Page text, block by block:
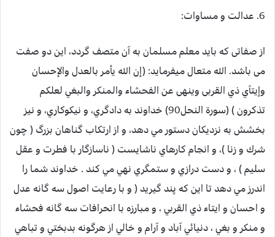
6. عدالت و مساوات:
از صفاتی که باید معلم مسلمان به آن متصف گردد، این دو صفت
می باشد. الله متعال میفرماید: (إن الله يأمر بالعدل والإحسان
وإيتآي ذي القربى وينهى عن الفحشاء والمنكر والبغي لعلكم
تذكرون ) (سورة النحل90) خداوند به دادگري، و نيكوكاري، و نيز
بخشش به نزديكان دستور مي دهد، و از ارتكاب گناهان بزرگ ( چون
شرك و زنا )، و انجام كارهاي ناشايست ( ناسازگار با فطرت و عقل
سليم ) ، و دست درازي و ستمگري نهي مي كند . خداوند شما را
اندرز مي دهد تا اين كه پند گيريد ( و با رعايت اصول سه گانه عدل
و احسان و ايتاء ذي القربي ، و مبارزه با انحرافات سه گانه فحشاء
و منكر و بغي ، دنيائي آباد و آرام و خالي از هرگونه بدبختي و تباهي